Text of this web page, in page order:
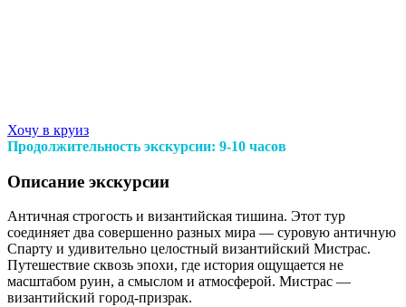
Хочу в круиз
Продолжительность экскурсии: 9-10 часов
Описание экскурсии
Античная строгость и византийская тишина. Этот тур
соединяет два совершенно разных мира — суровую античную
Спарту и удивительно целостный византийский Мистрас.
Путешествие сквозь эпохи, где история ощущается не
масштабом руин, а смыслом и атмосферой. Мистрас —
византийский город-призрак.